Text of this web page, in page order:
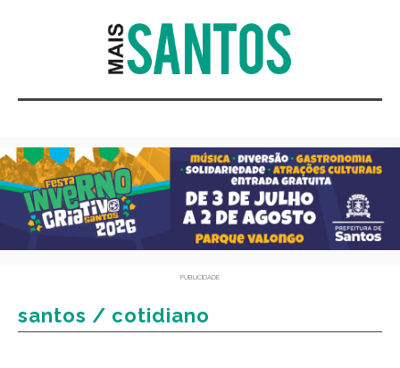
PUBLICIDADE
santos / cotidiano